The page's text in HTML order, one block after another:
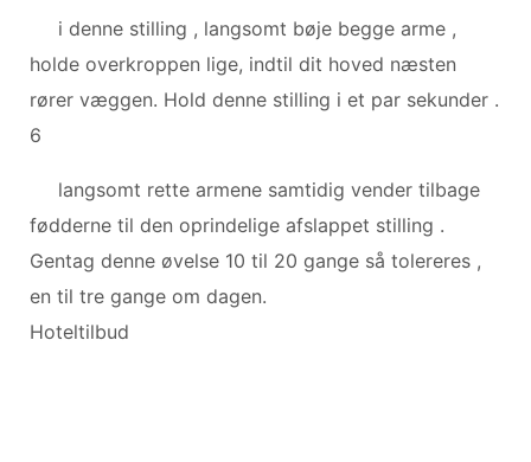
i denne stilling , langsomt bøje begge arme ,
holde overkroppen lige, indtil dit hoved næsten
rører væggen. Hold denne stilling i et par sekunder .
6
langsomt rette armene samtidig vender tilbage
fødderne til den oprindelige afslappet stilling .
Gentag denne øvelse 10 til 20 gange så tolereres ,
en til tre gange om dagen.
Hoteltilbud